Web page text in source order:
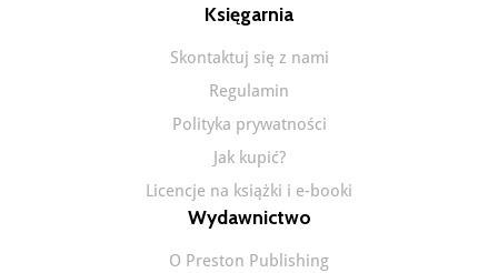
Księgarnia
Skontaktuj się z nami
Regulamin
Polityka prywatności
Jak kupić?
Licencje na książki i e-booki
Wydawnictwo
O Preston Publishing